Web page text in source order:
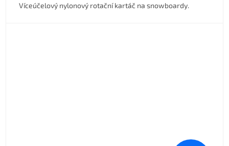
Víceúčelový nylonový rotační kartáč na snowboardy.